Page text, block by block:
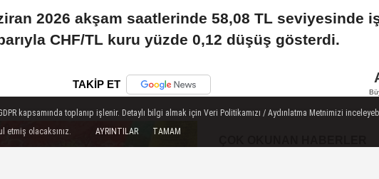
2026 akşam saatlerinde 58,08 TL seviyesinde
CHF/TL kuru yüzde 0,12 düşüş gösterdi.
TAKİP ET
kapsamında toplanıp işlenir. Detaylı bilgi almak için Veri Politikamızı / Aydınlatma Metnimizi
etmiş olacaksınız.
AYRINTILAR TAMAM